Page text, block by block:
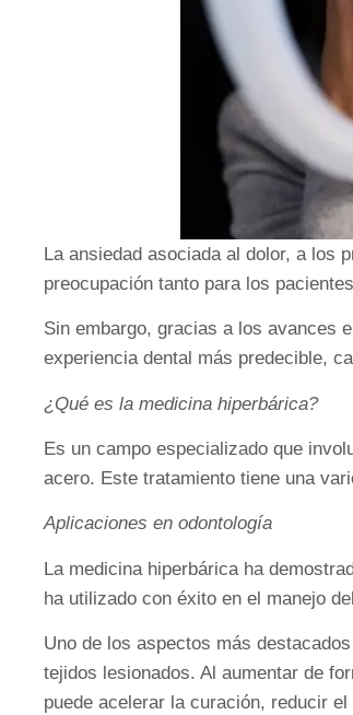
La ansiedad asociada al dolor, a los
preocupación tanto para los
Sin embargo, gracias a los avances
experiencia dental más predecible,
¿Qué es la medicina hiperbárica?
Es un campo especializado que
acero. Este tratamiento tiene una
Aplicaciones en odontología
La medicina hiperbárica ha
ha utilizado con éxito en el manejo
Uno de los aspectos más
tejidos lesionados. Al aumentar de
puede acelerar la curación, reducir